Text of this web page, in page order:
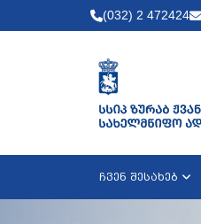
(032) 2 472424
ჩვენ შესახებ